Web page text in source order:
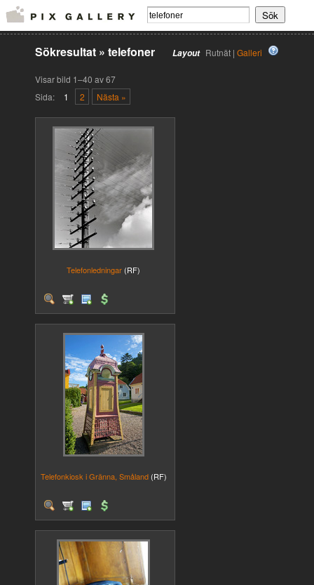
Layout Rutnät | Galleri
Sökresultat » telefoner
Visar bild 1–40 av 67
Sida:
1 2 Nästa »
Telefonledningar (RF)
Telefonkiosk i Gränna, Småland (RF)